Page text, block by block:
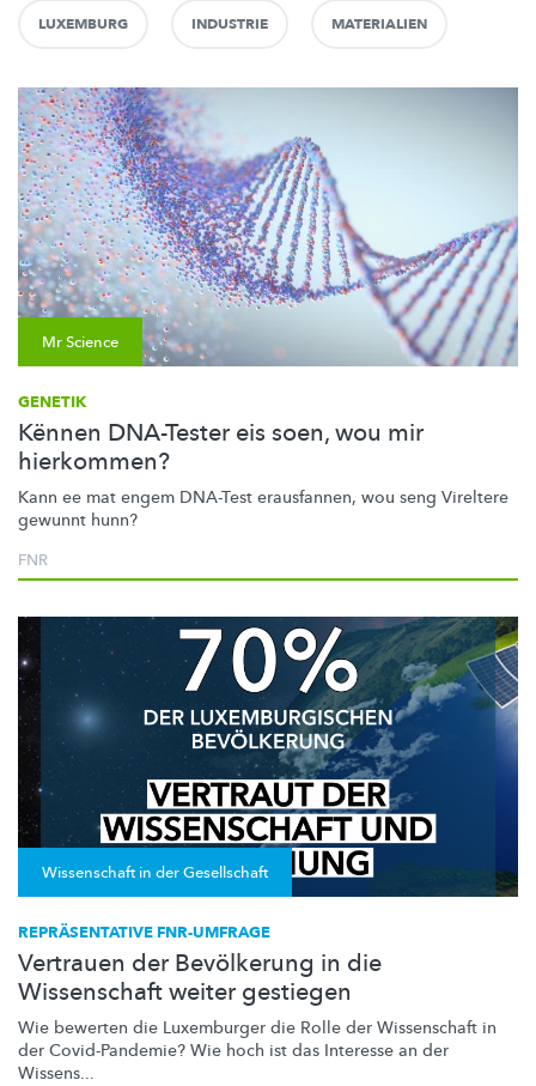
LUXEMBURG INDUSTRIE MATERIALIEN
Mr Science
GENETIK
Kënnen DNA-Tester eis soen, wou mir
hierkommen?
Kann ee mat engem DNA-Test erausfannen, wou seng Vireltere
gewunnt hunn?
FNR
Wissenschaft in der Gesellschaft
REPRÄSENTATIVE FNR-UMFRAGE
Vertrauen der Bevölkerung in die
Wissenschaft weiter gestiegen
Wie bewerten die Luxemburger die Rolle der Wissenschaft in
der Covid-Pandemie? Wie hoch ist das Interesse an der
Wissens...